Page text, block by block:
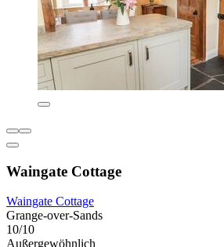
Waingate Cottage
Waingate Cottage
Grange-over-Sands
10/10
Außergewöhnlich